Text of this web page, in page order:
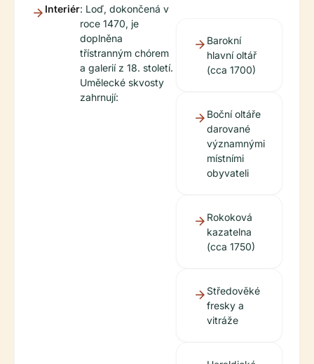
Interiér: Loď, dokončená v
roce 1470, je
doplněna
třístranným chórem
a galerií z 18. století.
Umělecké skvosty
zahrnují:
Barokní
hlavní oltář
(cca 1700)
Boční oltáře
darované
významnými
místními
obyvateli
Rokoková
kazatelna
(cca 1750)
Středověké
fresky a
vitráže